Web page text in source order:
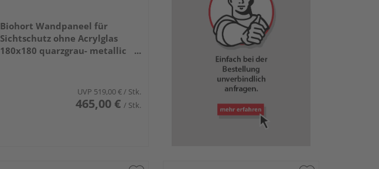
Biohort Wandpaneel für
Sichtschutz ohne Acrylglas
180x180 quarzgrau- metallic
UVP 519,00 €/ Stk.
465,00 € / Stk.